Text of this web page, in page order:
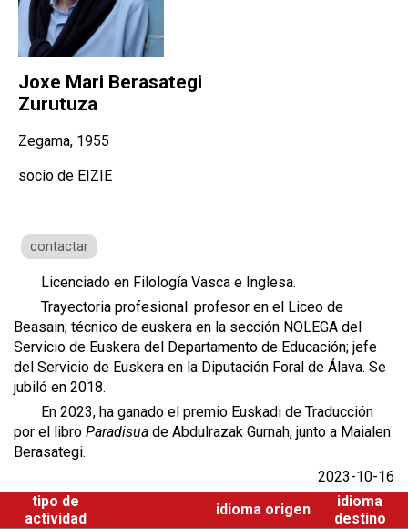
Joxe Mari Berasategi
Zurutuza
Zegama, 1955
socio de EIZIE
contactar
Licenciado en Filología Vasca e Inglesa.
Trayectoria profesional: profesor en el Liceo de
Beasain; técnico de euskera en la sección NOLEGA del
Servicio de Euskera del Departamento de Educación; jefe
del Servicio de Euskera en la Diputación Foral de Álava. Se
jubiló en 2018.
En 2023, ha ganado el premio Euskadi de Traducción
por el libro Paradisua de Abdulrazak Gurnah, junto a Maialen
Berasategi.
2023-10-16
tipo de
actividad
idioma origen
idioma
destino